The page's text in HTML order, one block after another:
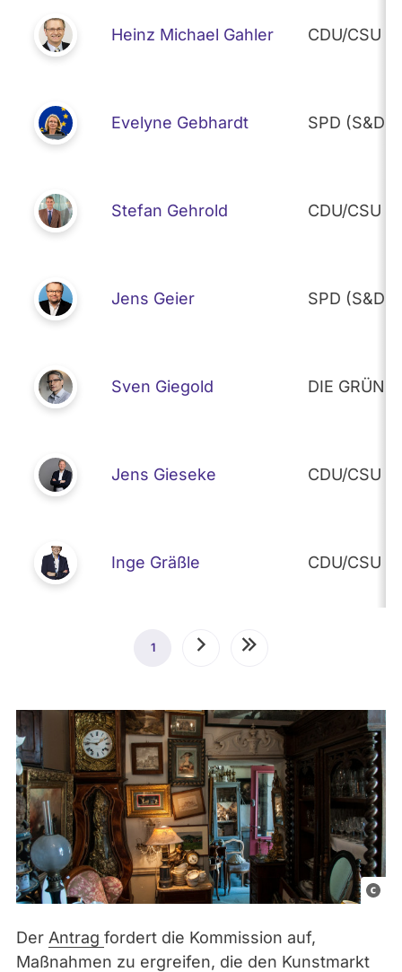
Heinz Michael Gahler CDU/CSU
Evelyne Gebhardt SPD (S&D)
Stefan Gehrold CDU/CSU
Jens Geier SPD (S&D)
Sven Giegold DIE
Jens Gieseke CDU/CSU
Inge Gräßle CDU/CSU
Seitennummerierung
Aktuelle
1 NächsteLetzte
P
a
Der Antrag fordert die Kommission auf,
Maßnahmen zu ergreifen, die den Kunstmarkt